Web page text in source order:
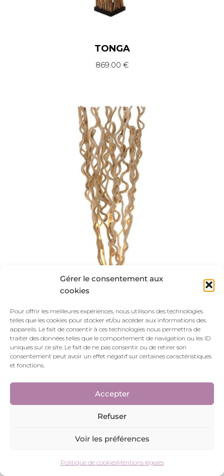
Gérer le consentement aux
cookies
Pour offrir les meilleures expériences, nous utilisons des technologies
telles que les cookies pour stocker et/ou accéder aux informations des
appareils. Le fait de consentir à ces technologies nous permettra de
traiter des données telles que le comportement de navigation ou les ID
uniques sur ce site. Le fait de ne pas consentir ou de retirer son
consentement peut avoir un effet négatif sur certaines caractéristiques
et fonctions.
Accepter
Refuser
Voir les préférences
Politique de cookiesMentions légales
TONGA
869.00 €
DELHI
715.00 €